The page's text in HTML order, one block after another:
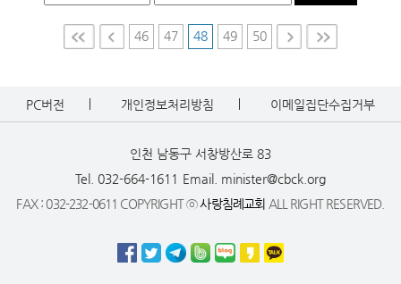
46 47 48 49
50
PC버전 개인정보처리방침 이메일집단수집거부
인천 남동구 서창방산로 83
Tel. 032-664-1611 Email. minister@cbck.org
FAX : 032-232-0611 COPYRIGHT ⓒ사랑침례교회 ALL RIGHT RESERVED.